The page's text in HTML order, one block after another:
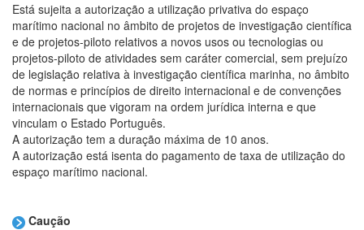
Está sujeita a autorização a utilização privativa do espaço
marítimo nacional no âmbito de projetos de investigação científica
e de projetos-piloto relativos a novos usos ou tecnologias ou
projetos-piloto de atividades sem caráter comercial, sem prejuízo
de legislação relativa à investigação científica marinha, no âmbito
de normas e princípios de direito internacional e de convenções
internacionais que vigoram na ordem jurídica interna e que
vinculam o Estado Português.
A autorização tem a duração máxima de 10 anos.
A autorização está isenta do pagamento de taxa de utilização do
espaço marítimo nacional.
Caução